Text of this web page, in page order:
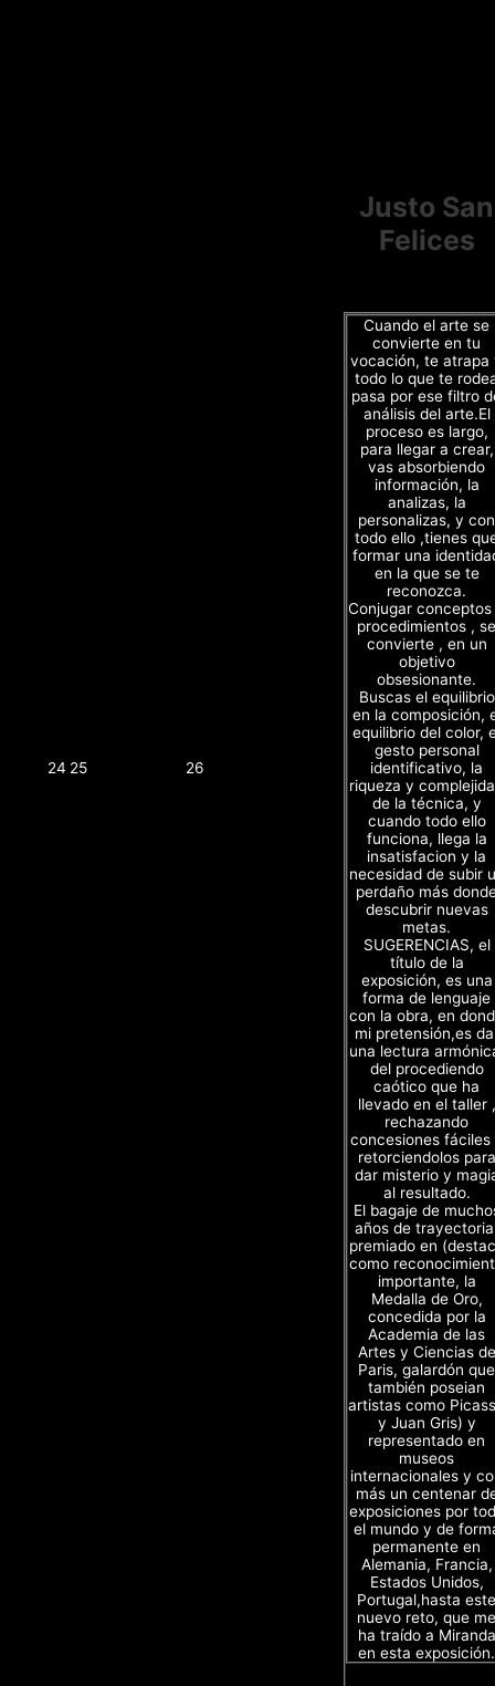
24 25 26
Justo San
Felices
Cuando el arte se
convierte en tu
vocación, te atrapa
todo lo que te
pasa por ese filtro
análisis del arte.El
proceso es largo,
para llegar a crear,
vas absorbiendo
información, la
analizas, la
personalizas, y con
todo ello ,tienes
formar una
en la que se te
reconozca.
Conjugar
procedimientos , se
convierte , en un
objetivo
obsesionante.
Buscas el equilibrio
en la composición,
equilibrio del color,
gesto personal
identificativo, la
riqueza y
de la técnica, y
cuando todo ello
funciona, llega la
insatisfacion y la
necesidad de subir
perdaño más
descubrir nuevas
metas.
SUGERENCIAS, el
título de la
exposición, es una
forma de lenguaje
con la obra, en
mi pretensión,es
una lectura
del procediendo
caótico que ha
llevado en el taller ,
rechazando
concesiones fáciles
retorciendolos para
dar misterio y
al resultado.
El bagaje de
años de
premiado en
como
importante, la
Medalla de Oro,
concedida por la
Academia de las
Artes y Ciencias de
Paris, galardón que
también poseian
artistas como
y Juan Gris) y
representado en
museos
internacionales y
más un centenar
exposiciones por
el mundo y de
permanente en
Alemania, Francia,
Estados Unidos,
Portugal,hasta este
nuevo reto, que me
ha traído a Miranda
en esta exposición.